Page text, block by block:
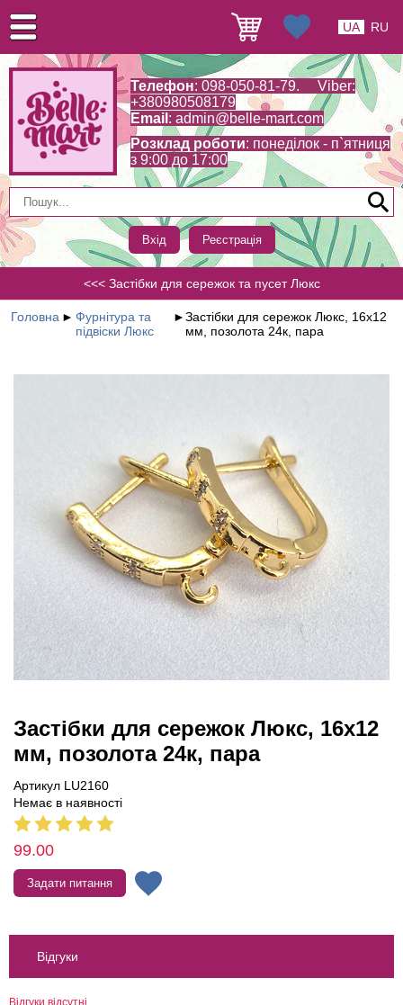
Телефон: 098-050-81-79. Viber:
+380980508179
Email : admin@belle-mart.com
Розклад роботи: понеділок - п`ятниця
з 9:00 до 17:00
Вхід Реєстрація
UA RU
<<< Застібки для сережок та пусет Люкс
Головна ► Фурнітура та
підвіски Люкс
►Застібки для сережок Люкс, 16х12
мм, позолота 24к, пара
Застібки для сережок Люкс, 16х12
мм, позолота 24к, пара
Артикул LU2160
Немає в наявності
99.00
Задати питання
Відгуки
Відгуки відсутні